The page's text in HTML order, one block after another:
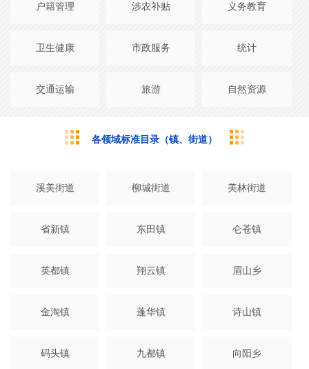
户籍管理 涉农补贴 义务教育
卫生健康 市政服务 统计
交通运输 旅游 自然资源
各领域标准目录（镇、街道）
溪美街道 柳城街道 美林街道
省新镇 东田镇 仑苍镇
英都镇 翔云镇 眉山乡
金淘镇 蓬华镇 诗山镇
码头镇 九都镇 向阳乡